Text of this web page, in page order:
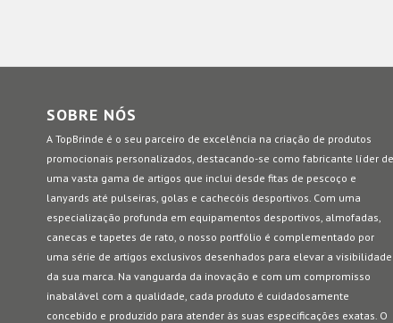
SOBRE NÓS
A TopBrinde é o seu parceiro de excelência na criação de produtos
promocionais personalizados, destacando-se como fabricante líder de
uma vasta gama de artigos que inclui desde fitas de pescoço e
lanyards até pulseiras, golas e cachecóis desportivos. Com uma
especialização profunda em equipamentos desportivos, almofadas,
canecas e tapetes de rato, o nosso portfólio é complementado por
uma série de artigos exclusivos desenhados para elevar a visibilidade
da sua marca. Na vanguarda da inovação e com um compromisso
inabalável com a qualidade, cada produto é cuidadosamente
concebido e produzido para atender às suas especificações exatas. O